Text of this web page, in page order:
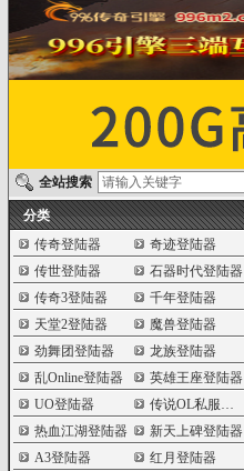
全站搜索
分类
传奇登陆器
奇迹登陆器
传世登陆器
石器时代登陆器
传奇3登陆器
千年登陆器
天堂2登陆器
魔兽登陆器
劲舞团登陆器
龙族登陆器
乱Online登陆器
英雄王座登陆器
UO登陆器
传说OL私服登陆器
热血江湖登陆器
新天上碑登陆器
A3登陆器
红月登陆器